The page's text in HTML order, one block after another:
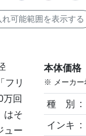
れ可能範囲を表示する
フリ
万回
はそ
ュー
本体価格
※ メーカー
種 別
インキ